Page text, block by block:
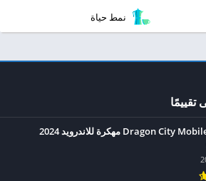
نمط حياة
تقييمًا